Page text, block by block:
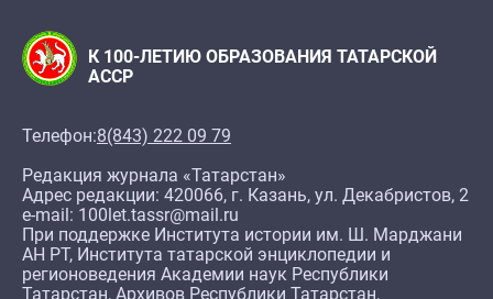
К 100-ЛЕТИЮ ОБРАЗОВАНИЯ ТАТАРСКОЙ
АССР
Телефон:8(843) 222 09 79
Редакция журнала «Татарстан»
Адрес редакции: 420066, г. Казань, ул. Декабристов, 2
e-mail: 100let.tassr@mail.ru
При поддержке Института истории им. Ш. Марджани
АН РТ, Института татарской энциклопедии и
регионоведения Академии наук Республики
Татарстан, Архивов Республики Татарстан,